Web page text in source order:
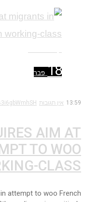
18 פבר
13:59 אין תגובות
AIM AT
TO WOO
CLASS
attempt to woo French